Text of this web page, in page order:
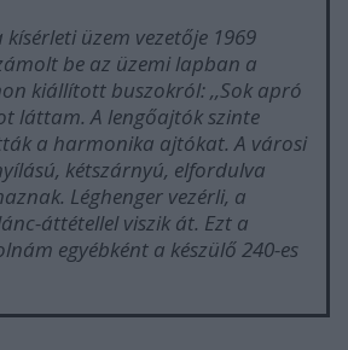
üzem vezetője 1969
be az üzemi lapban a
kiállított buszokról: ,,Sok apró
láttam. A lengőajtók szinte
a harmonika ajtókat. A városi
kétszárnyú, elfordulva
Léghenger vezérli, a
áttétellel viszik át. Ezt a
egyébként a készülő 240-es